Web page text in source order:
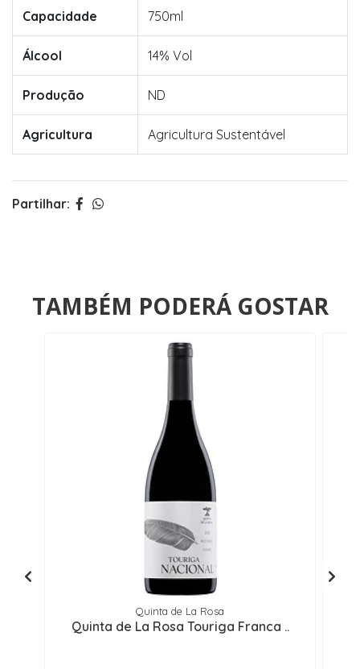
Capacidade 750ml
Álcool 14% Vol
Produção ND
Agricultura Agricultura Sustentável
Partilhar:
TAMBÉM PODERÁ GOSTAR
Quinta de La Rosa
Quinta de La Rosa Touriga Franca ..